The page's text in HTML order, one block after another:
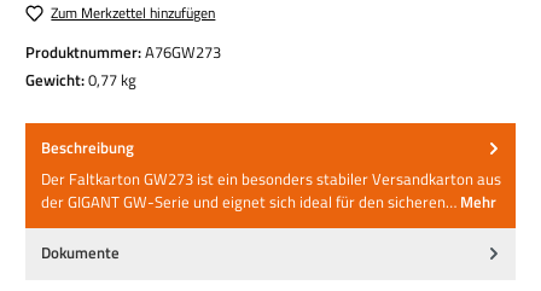
Zum Merkzettel hinzufügen
Produktnummer:A76GW273
Gewicht:0,77 kg
Beschreibung
Der Faltkarton GW273 ist ein besonders stabiler Versandkarton aus
der GIGANT GW-Serie und eignet sich ideal für den sicheren… Mehr
Dokumente